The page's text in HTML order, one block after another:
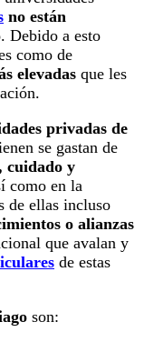
no están
. Debido a esto
como de
elevadas que les
privadas de
se gastan de
cuidado y
como en la
de ellas incluso
o alianzas
que avalan y
de estas
son: